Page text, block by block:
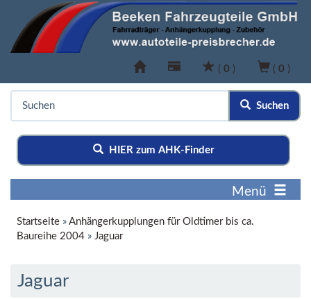
( 0 ) ( 0 )
Suchen
HIER zum AHK-Finder
Menü
Startseite » Anhängerkupplungen für Oldtimer bis ca.
Baureihe 2004 » Jaguar
Jaguar